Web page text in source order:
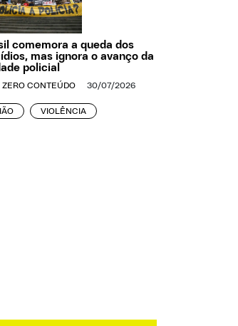
comemora a queda dos
mas ignora o avanço da
policial
ZERO CONTEÚDO 30/07/2026
VIOLÊNCIA